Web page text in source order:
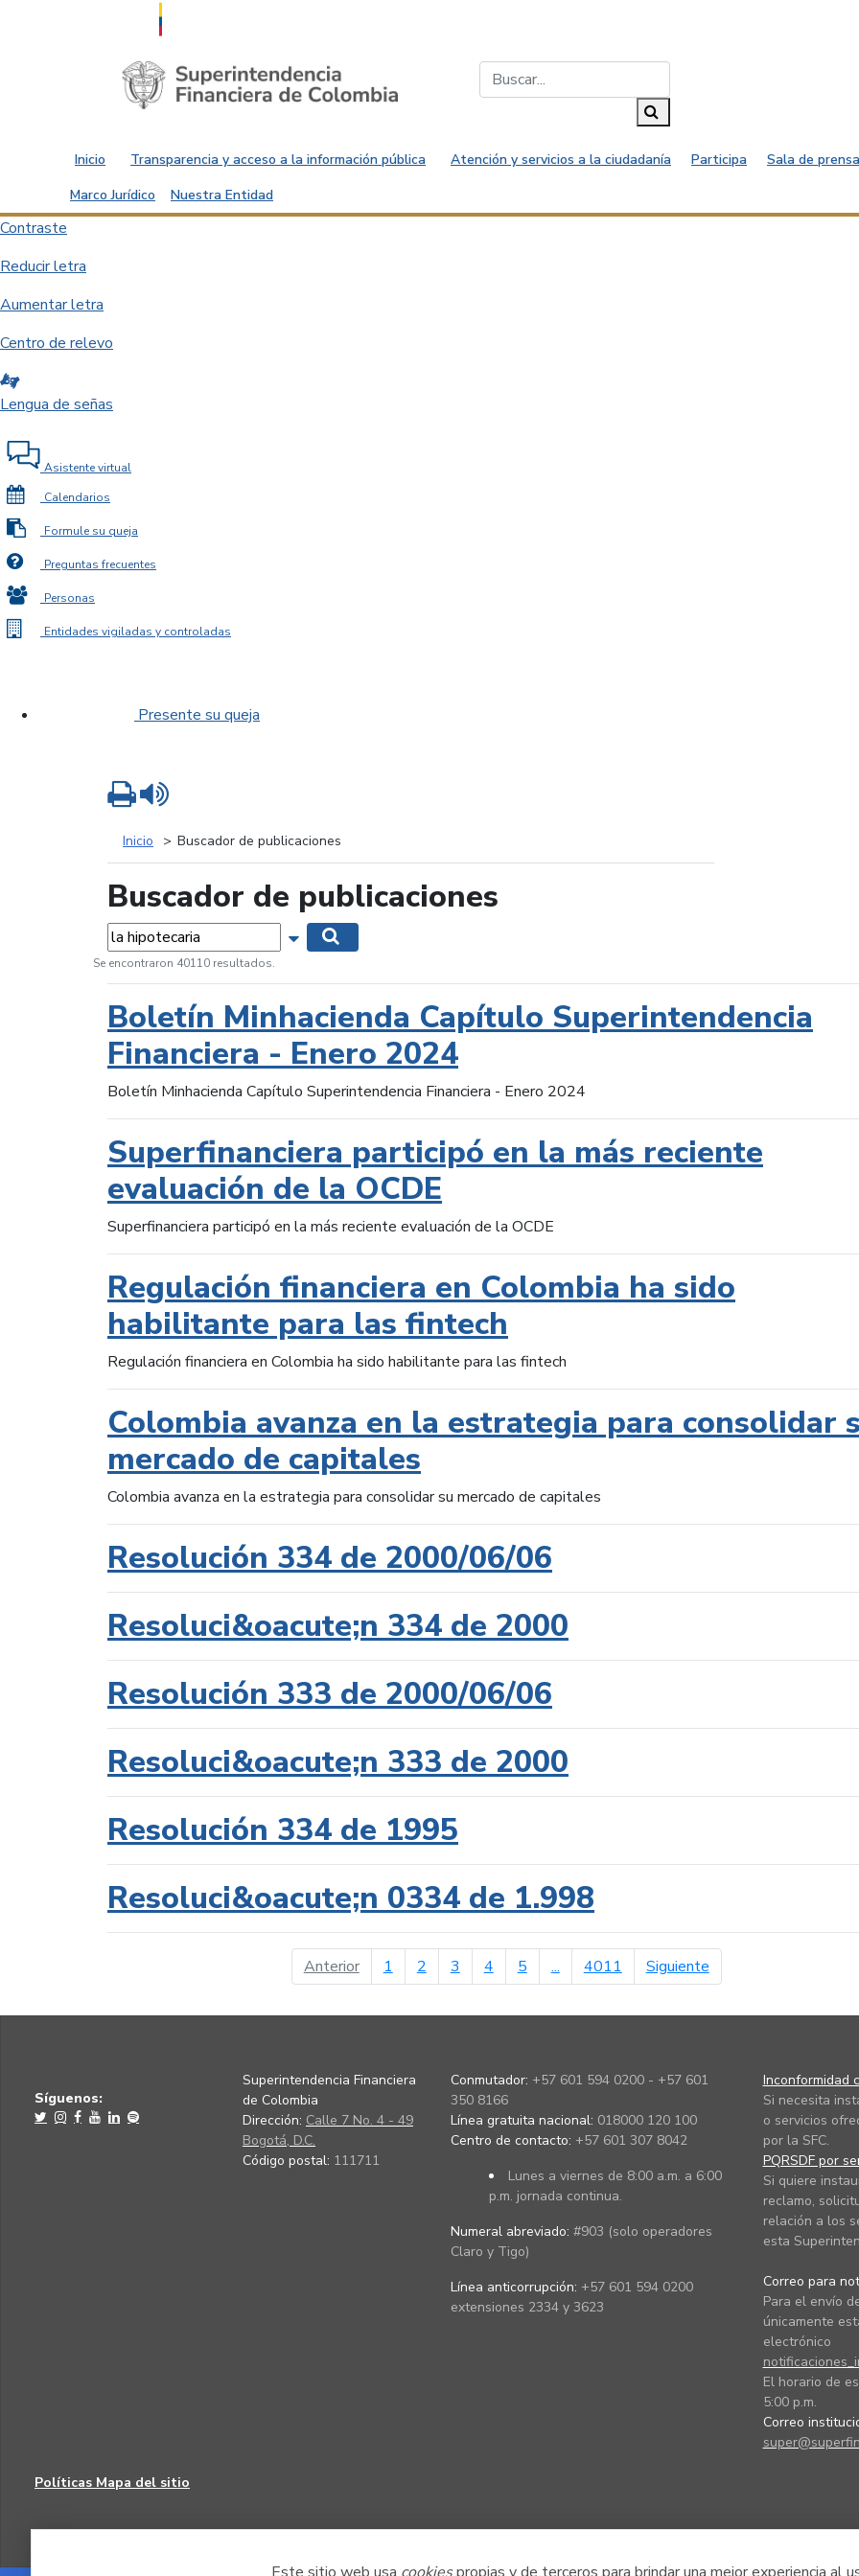
Saltar al contenido principal
Inicio Transparencia y acceso a la información pública Atención y servicios a la ciudadanía Participa
Sala de
Marco Jurídico
Nuestra Entidad
Contraste
Reducir letra
Aumentar letra
Centro de relevo
Lengua de señas
Asistente virtual
Calendarios
Formule su queja
Preguntas frecuentes
Personas
Entidades vigiladas y controladas
Presente su queja
Inicio Buscador de publicaciones
Buscador de publicaciones
Palabras... Mostrar opciones de búsqueda
Se encontraron 40110 resultados.
Boletín Minhacienda Capítulo Superintendencia
Financiera - Enero 2024
Boletín Minhacienda Capítulo Superintendencia Financiera - Enero 2024
Superfinanciera participó en la más reciente
evaluación de la OCDE
Superfinanciera participó en la más reciente evaluación de la OCDE
Regulación financiera en Colombia ha sido
habilitante para las fintech
Regulación financiera en Colombia ha sido habilitante para las fintech
Colombia avanza en la estrategia para consolidar
mercado de capitales
Colombia avanza en la estrategia para consolidar su mercado de capitales
Resolución 334 de 2000/06/06
Resoluci&oacute;n 334 de 2000
Resolución 333 de 2000/06/06
Resoluci&oacute;n 333 de 2000
Resolución 334 de 1995
Resoluci&oacute;n 0334 de 1.998
Anteriorpágina anterior
1 2 3 4 5 ... 4011 Siguientepágina siguiente
Imprimir
Síguenos:
Superintendencia Financiera
de Colombia
Dirección: Calle 7 No. 4 - 49
Bogotá, D.C.
Código postal: 111711
Conmutador: +57 601 594 0200 - +57 601
350 8166
Línea gratuita nacional: 018000 120 100
Centro de contacto: +57 601 307 8042
Lunes a viernes de 8:00 a.m. a 6:00
p.m. jornada continua.
Numeral abreviado: #903 (solo operadores
Claro y Tigo)
Línea anticorrupción: +57 601 594 0200
extensiones 2334 y 3623
Inconformidad
Si necesita
o servicios
por la SFC.
PQRSDF por
Si quiere
reclamo,
relación a los
esta
Correo para
Para el envío
únicamente
electrónico
El horario de
5:00 p.m.
Correo
Políticas Mapa del sitio